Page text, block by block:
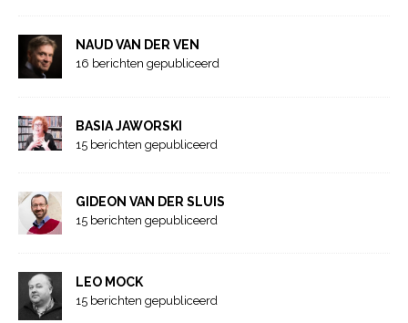
NAUD VAN DER VEN
16 berichten gepubliceerd
BASIA JAWORSKI
15 berichten gepubliceerd
GIDEON VAN DER SLUIS
15 berichten gepubliceerd
LEO MOCK
15 berichten gepubliceerd